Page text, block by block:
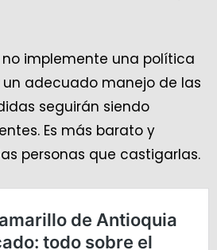
implemente una política
adecuado manejo de las
seguirán siendo
Es más barato y
personas que castigarlas.